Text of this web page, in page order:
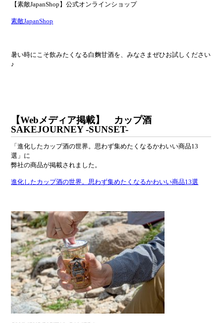
【素敵JapanShop】公式オンラインショップ
素敵JapanShop
暑い時にこそ飲みたくなる白麴甘酒を、みなさまぜひお試しください
♪
【Webメディア掲載】 カップ酒
SAKEJOURNEY -SUNSET-
「進化したカップ酒の世界。思わず集めたくなるかわいい商品13
選」に
弊社の商品が掲載されました。
進化したカップ酒の世界。思わず集めたくなるかわいい商品13選